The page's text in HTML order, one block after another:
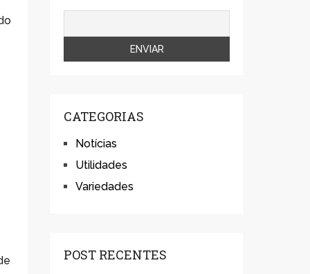
CATEGORIAS
Notícias
Utilidades
Variedades
POST RECENTES